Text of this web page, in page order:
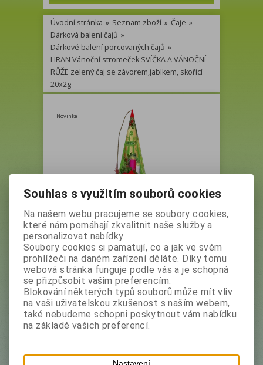
Úvodní stránka » Seznam zboží » Čaje »
Dárková balení čajů »
Dárkové balení porcovaných čajů »
LIRAN Vánoční stromeček SVÍČKA A VÁNOČNÍ
RŮŽE zelený čaj se závorem,jablkem, skořicí
20x2g
Novinka
LIRAN Vánoční stromeček
SVÍČKA A VÁNOČNÍ RŮŽE zelený
čaj se závorem,jablkem, skořicí
20x2g
Vaše cena bez DPH:58,80 Kč
Vaše cena s DPH:65,90 Kč
ks
Souhlas s využitím souborů cookies
Na našem webu pracujeme se soubory cookies,
které nám pomáhají zkvalitnit naše služby a
personalizovat nabídky.
Soubory cookies si pamatují, co a jak ve svém
prohlížeči na daném zařízení děláte. Díky tomu
webová stránka funguje podle vás a je schopná
se přizpůsobit vašim preferencím.
Blokování některých typů souborů může mít vliv
na vaši uživatelskou zkušenost s naším webem,
také nebudeme schopni poskytnout vám nabídku
na základě vašich preferencí.
Nastavení